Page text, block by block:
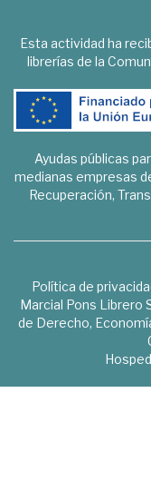
Esta actividad ha
librerías de la
Ayudas públicas
medianas empresas
Recuperación,
Política de
Marcial Pons Librero
de Derecho,